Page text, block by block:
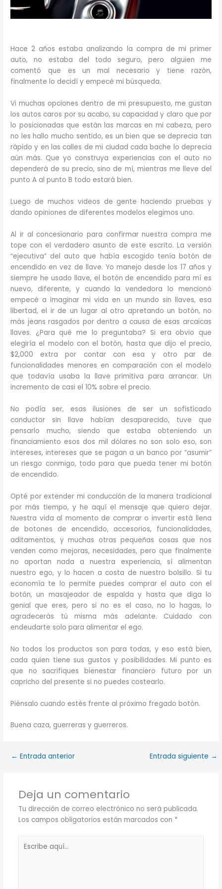
Hace 2 años estaba analizando la compra de mi primer
auto, no estaba del todo seguro, pero alguien me
comentó que es un mal necesario y tiene razón,
finalmente lo decidí y empecé mi búsqueda.
Vi muchas opciones dentro de mi presupuesto, me gustan
los autos caros por su acabo, su capacidad y claro que por
lo posicionadas que están las marcas en mi cabeza, pero
no les hallo mucho sentido, es un bien que se deprecia tan
rápido y en las calles de mi ciudad cada bache lo deprecia
aún más. Que yo construya experiencias con el auto no
dependerá de su precio, sino de mí, mientras me lleve del
punto A al punto B todo estará bien.
Luego de muchos videos de gente haciendo pruebas y
dando opiniones de diferentes modelos elegimos uno.
Al ir al concesionario para confirmar nuestra compra me
tope con el verdadero asunto de este escrito. La versión
“ejecutiva” del auto que había escogido tenía botón de
encendido en vez de llave. Yo manejo desde los 17 años y
siempre he usado llave, el botón de encendido para mí es
nuevo, diferente, y cuando la vendedora lo mencionó
empecé a imaginar mi vida en un mundo sin llaves, esa
libertad, el ir de un lugar al otro apretando un botón, no
más jeans rasgados por dentro a causa de esas arcaicas
llaves. ¿Para qué me lo preguntaba? Si era obvio que
elegiría el modelo con el botón, hasta que dijo el precio,
$2,000 extra por contar con esa y otro par de
funcionalidades menores en comparación con el modelo
que todavía usaba la llave primitiva para arrancar. Un
incremento de casi el 10% sobre el precio.
No podía ser, esas ilusiones de ser un sofisticado
conductor sin llave habían desaparecido, tuve que
pensarlo mucho, siendo que estaba obteniendo un
financiamiento esos dos mil dólares no son solo eso, son
intereses, intereses que se pagan a un banco por “asumir”
un riesgo conmigo, todo para que pueda tener mi botón
de encendido.
Opté por extender mi conducción de la manera tradicional
por más tiempo, y he aquí el mensaje que quiero dejar.
Nuestra vida al momento de comprar o invertir está llena
de botones de encendido, accesorios, funcionalidades,
aditamentos, y muchas otras pequeñas cosas que nos
venden como mejoras, necesidades, pero que finalmente
no aportan nada a nuestra experiencia, sí alimentan
nuestro ego, y lo hacen a costa de nuestro bolsillo. Si tu
economía te lo permite puedes comprar el auto con el
botón, un masajeador de espalda y hasta que diga lo
genial que eres, pero si no es el caso, no lo hagas, lo
agradecerás tú misma más adelante. Cuidado con
endeudarte solo para alimentar el ego.
No todos los productos son para todas, y eso está bien,
cada quien tiene sus gustos y posibilidades. Mi punto es
que no sacrifiques bienestar financiero futuro por un
capricho del presente si no puedes costearlo.
Piénsalo cuando estés frente al próximo fregado botón.
Buena caza, guerreras y guerreros.
← Entrada anterior Entrada siguiente →
Deja un comentario
Tu dirección de correo electrónico no será publicada.
Los campos obligatorios están marcados con *
aquí...